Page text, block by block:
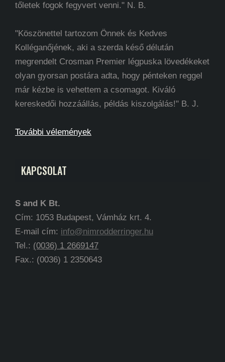
tőletek fogok fegyvert venni." N. B.
"Köszönettel tartozom Önnek és Kedves
Kolléganőjének, aki a szerda késő délután
megrendelt Crosman Premier légpuska lövedékeket
olyan gyorsan postára adta, hogy pénteken reggel
már kézbe is vehettem a csomagot. Kiváló
kereskedői hozzáállás, példás kiszolgálás!" B. J.
További vélemények
KAPCSOLAT
S and K Bt.
Cím: 1053 Budapest, Vámház krt. 4.
E-mail cím: info@nimrodderringer.hu
Tel.: (0036) 1 2669147
Fax.: (0036) 1 2350643